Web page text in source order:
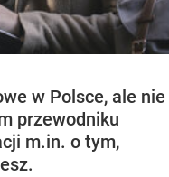
w Polsce, ale nie
przewodniku
m.in. o tym,